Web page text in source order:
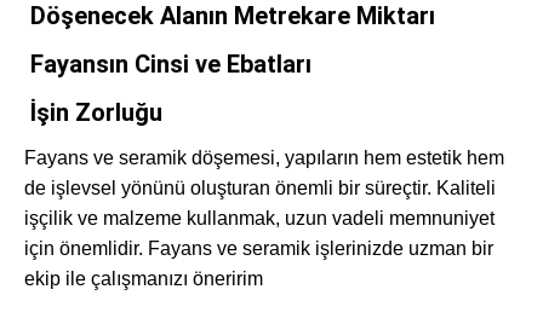
Döşenecek Alanın Metrekare Miktarı
Fayansın Cinsi ve Ebatları
İşin Zorluğu
Fayans ve seramik döşemesi, yapıların hem estetik hem
de işlevsel yönünü oluşturan önemli bir süreçtir. Kaliteli
işçilik ve malzeme kullanmak, uzun vadeli memnuniyet
için önemlidir. Fayans ve seramik işlerinizde uzman bir
ekip ile çalışmanızı öneririm